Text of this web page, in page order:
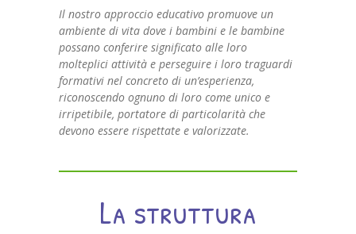
---- L’Abero dei sorrisi – Ripa Teatina
---- Bambi – Chieti
---- Gli amici di Tato – Bucchianico
La proposta educativa
---- L’essenza della nostra proposta educativa
Il nostro approccio educativo promuove un
ambiente di vita dove i bambini e le bambine
possano conferire significato alle loro
molteplici attività e perseguire i loro traguardi
formativi nel concreto di un’esperienza,
riconoscendo ognuno di loro come unico e
irripetibile, portatore di particolarità che
devono essere rispettate e valorizzate.
La struttura